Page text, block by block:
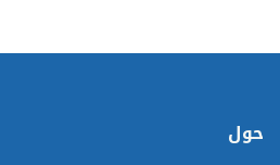
حول